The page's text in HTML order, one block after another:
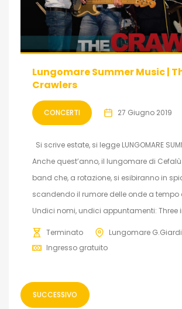
Lungomare Summer Music |
Crawlers
CONCERTI 27 Giugno 2019
Si scrive estate, si legge LUNGOMARE
Anche quest’anno, il lungomare di Cefalù
band che, a rotazione, si esibiranno in
scandendo il rumore delle onde a tempo
Undici nomi, undici appuntamenti: Three
Terminato
Lungomare
Ingresso gratuito
SUCCESSIVO